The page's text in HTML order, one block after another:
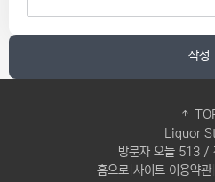
작성
Liquor
방문자 오늘 513 /
홈으로 사이트 이용약관|